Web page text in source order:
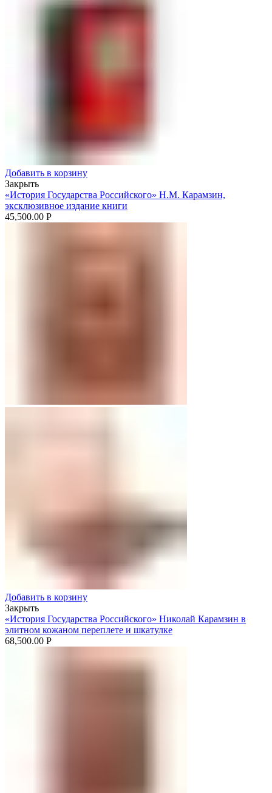
Добавить в корзину
Закрыть
«История Государства Российского» Н.М. Карамзин,
эксклюзивное издание книги
45,500.00 Р
Добавить в корзину
Закрыть
«История Государства Российского» Николай Карамзин в
элитном кожаном переплете и шкатулке
68,500.00 Р